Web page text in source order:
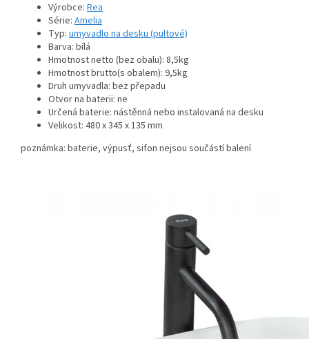
Výrobce: Rea
Série: Amelia
Typ: umyvadlo na desku (pultové)
Barva: bílá
Hmotnost netto (bez obalu): 8,5kg
Hmotnost brutto(s obalem): 9,5kg
Druh umyvadla: bez přepadu
Otvor na baterii: ne
Určená baterie: nástěnná nebo instalovaná na desku
Velikost: 480 x 345 x 135 mm
poznámka: baterie, výpusť, sifon nejsou součástí balení